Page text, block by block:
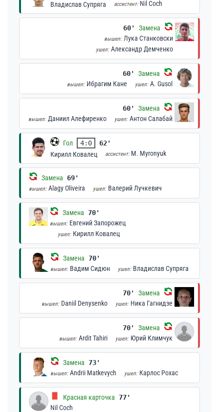
Владислав Супряга ассистент: Nil Coch
60' Замена
вышел: Лука Станковски
ушел: Александр Демченко
60' Замена
вышел: Ибрагим Кане ушел: A. Gusol
60' Замена
вышел: Даниил Алефиренко ушел: Антон Салабай
Гол 4:0
62'
Кирилл Ковалец
ассистент: M. Myronyuk
Замена 69'
вышел: Alagy Oliveira ушел: Валерий Лучкевич
Замена 70'
вышел: Евгений Запорожец
ушел: Кирилл Ковалец
Замена 70'
вышел: Вадим Сидюн ушел: Владислав Супряга
70' Замена
вышел: Daniil Denysenko ушел: Ника Гагнидзе
70' Замена
вышел: Ardit Tahiri ушел: Юрий Климчук
Замена 73'
вышел: Andrii Matkevych ушел: Карлос Рохас
Красная карточка
77'
Nil Coch